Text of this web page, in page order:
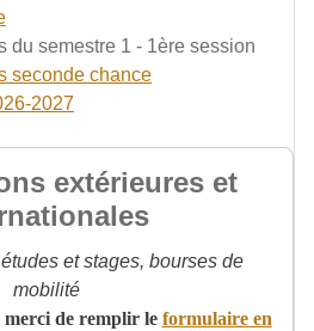
du semestre 1 - 1ère session
seconde chance
2027
extérieures et
et stages, bourses de
mobilité
merci de remplir le formulaire en